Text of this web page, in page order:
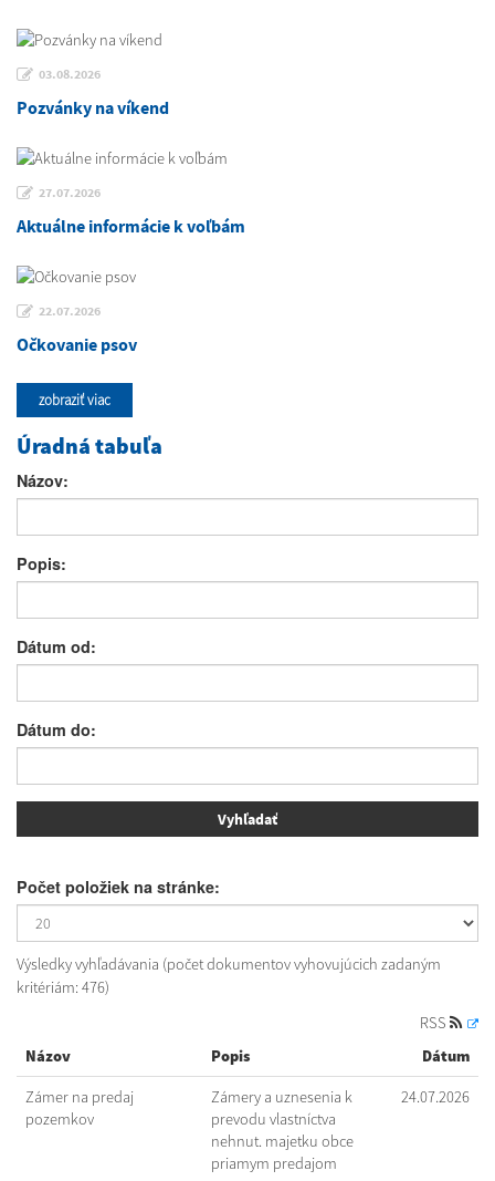
03.08.2026
Pozvánky na víkend
27.07.2026
Aktuálne informácie k voľbám
22.07.2026
Očkovanie psov
zobraziť viac
Úradná tabuľa
Názov:
Popis:
Dátum od:
Dátum do:
Počet položiek na stránke:
Výsledky vyhľadávania (počet dokumentov vyhovujúcich zadaným
kritériám: 476)
RSS
Názov
Popis Dátum
Zámer na predaj
pozemkov
Zámery a uznesenia k
prevodu vlastníctva
nehnut. majetku obce
priamym predajom
24.07.2026